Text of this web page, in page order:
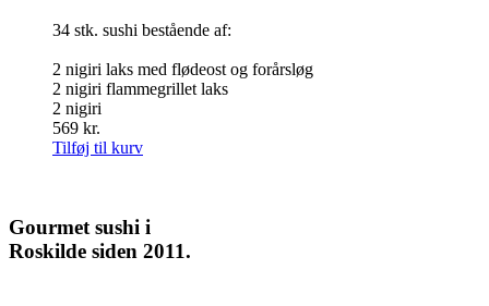
34 stk. sushi bestående af:
2 nigiri laks med flødeost og forårsløg
2 nigiri flammegrillet laks
2 nigiri
569 kr.
Tilføj til kurv
Gourmet sushi i
Roskilde siden 2011.